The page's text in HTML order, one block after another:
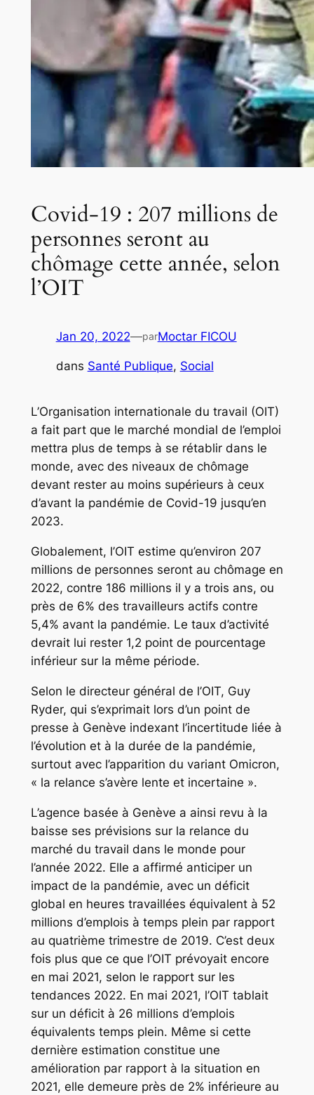
Covid-19 : 207 millions de
personnes seront au
chômage cette année, selon
l’OIT
Jan 20, 2022—parMoctar FICOU
dans Santé Publique, Social
L’Organisation internationale du travail (OIT)
a fait part que le marché mondial de l’emploi
mettra plus de temps à se rétablir dans le
monde, avec des niveaux de chômage
devant rester au moins supérieurs à ceux
d’avant la pandémie de Covid-19 jusqu’en
2023.
Globalement, l’OIT estime qu’environ 207
millions de personnes seront au chômage en
2022, contre 186 millions il y a trois ans, ou
près de 6% des travailleurs actifs contre
5,4% avant la pandémie. Le taux d’activité
devrait lui rester 1,2 point de pourcentage
inférieur sur la même période.
Selon le directeur général de l’OIT, Guy
Ryder, qui s’exprimait lors d’un point de
presse à Genève indexant l’incertitude liée à
l’évolution et à la durée de la pandémie,
surtout avec l’apparition du variant Omicron,
« la relance s’avère lente et incertaine ».
L’agence basée à Genève a ainsi revu à la
baisse ses prévisions sur la relance du
marché du travail dans le monde pour
l’année 2022. Elle a affirmé anticiper un
impact de la pandémie, avec un déficit
global en heures travaillées équivalent à 52
millions d’emplois à temps plein par rapport
au quatrième trimestre de 2019. C’est deux
fois plus que ce que l’OIT prévoyait encore
en mai 2021, selon le rapport sur les
tendances 2022. En mai 2021, l’OIT tablait
sur un déficit à 26 millions d’emplois
équivalents temps plein. Même si cette
dernière estimation constitue une
amélioration par rapport à la situation en
2021, elle demeure près de 2% inférieure au